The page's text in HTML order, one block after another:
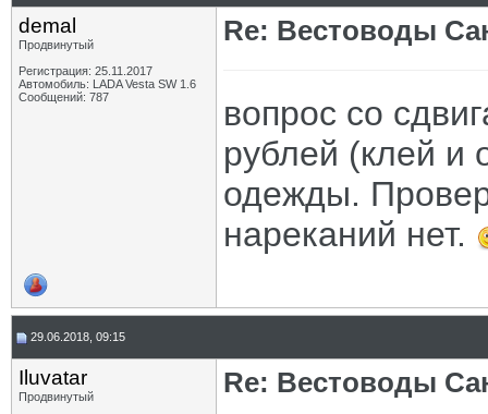
demal
Продвинутый
Регистрация: 25.11.2017
Автомобиль: LADA Vesta SW 1.6
Сообщений: 787
Re: Вестоводы
вопрос со
рублей (клей и
одежды.
нареканий нет.
29.06.2018, 09:15
Iluvatar
Продвинутый Re: Вестоводы